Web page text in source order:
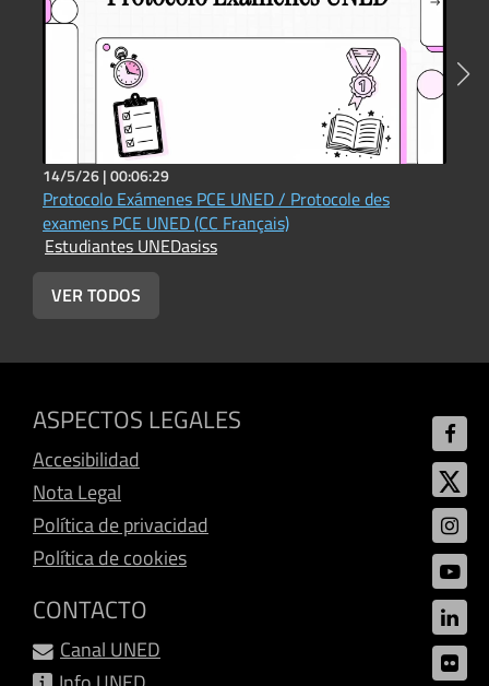
14/5/26 |00:06:29
Protocolo Exámenes PCE UNED / Protocole des
examens PCE UNED (CC Français)
Estudiantes UNEDasiss
VER TODOS
ASPECTOS LEGALES
Accesibilidad
Nota Legal
Política de privacidad
Política de cookies
CONTACTO
Canal UNED